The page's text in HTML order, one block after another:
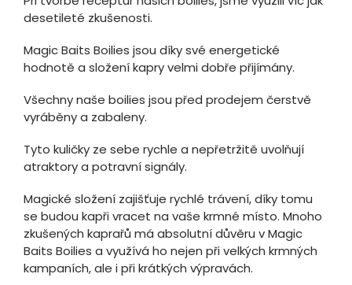
desetileté zkušenosti.
Magic Baits Boilies jsou díky své energetické
hodnotě a složení kapry velmi dobře přijímány.
Všechny naše boilies jsou před prodejem čerstvě
vyráběny a zabaleny.
Tyto kuličky ze sebe rychle a nepřetržitě uvolňují
atraktory a potravní signály.
Magické složení zajišťuje rychlé trávení, díky tomu
se budou kapři vracet na vaše krmné místo. Mnoho
zkušených kaprařů má absolutní důvěru v Magic
Baits Boilies a využívá ho nejen při velkých krmných
kampaních, ale i při krátkých výpravách.